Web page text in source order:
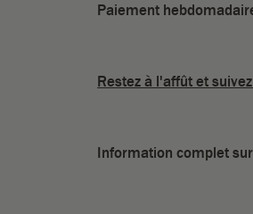
Paiement
Restez à l'affût et
Information complet